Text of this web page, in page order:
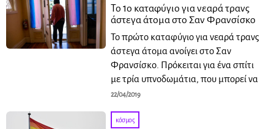
Το 1ο καταφύγιο για νεαρά τρανς
άστεγα άτομα στο Σαν Φρανσίσκο
Το πρώτο καταφύγιο για νεαρά τρανς
άστεγα άτομα ανοίγει στο Σαν
Φρανσίσκο. Πρόκειται για ένα σπίτι
με τρία υπνοδωμάτια, που μπορεί να
22/04/2019
κόσμος